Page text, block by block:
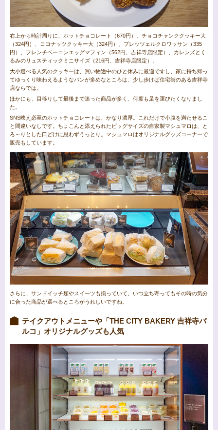
右上から時計周りに、ホットチョコレート（670円）、チョコチャンククッキー大
（324円）、ココナッツクッキー大（324円）、プレッツェルクロワッサン（335
円）、フレンチベーコンエッグマフィン（562円、吉祥寺店限定）、カレンズとく
るみのリュスティックミニサイズ（216円、吉祥寺店限定）。
大小選べる人気のクッキーは、買い物途中のひと休みに最適ですし、家に持ち帰っ
てゆっくり味わえるようなパンが多めなところは、少し歩けば住宅街のある吉祥寺
店ならでは。
ほかにも、目移りして最後まで迷った商品が多く、何度も足を運びたくなりまし
た。
SNS映え必至のホットチョコレートは、かなり濃厚。これだけで小腹を満たせるこ
と間違いなしです。ちょこんと添えられたビッグサイズの自家製マシュマロは、と
ろ～りとした口どけに思わずうっとり。マシュマロはオリジナルグッズコーナーで
販売もしています。
さらに、サンドイッチ類やスイーツも揃っていて、いつ立ち寄ってもその時の気分
に合った商品が選べるところがうれしいですね。
テイクアウトメニューや「THE CITY BAKERY 吉祥寺パ
ルコ」オリジナルグッズも人気